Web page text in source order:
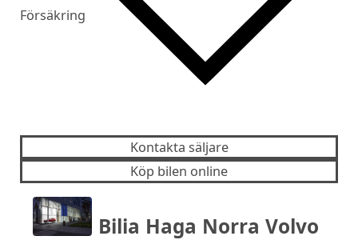
Försäkring
Kontakta säljare
Köp bilen online
Bilia Haga Norra Volvo